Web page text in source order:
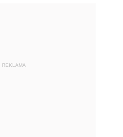
REKLAMA